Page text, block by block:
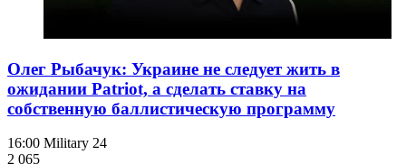
Олег Рыбачук: Украине не следует жить в
ожидании Patriot, а сделать ставку на
собственную баллистическую программу
16:00 Military 24
2 065